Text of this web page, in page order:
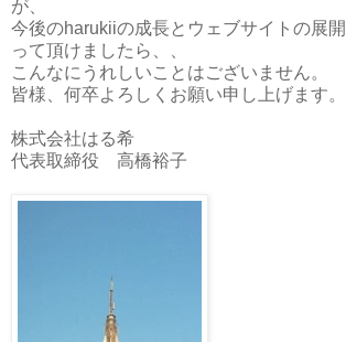
が、
今後のharukiiの成長とウェブサイトの展
って頂けましたら、、
こんなにうれしいことはございません。
皆様、何卒よろしくお願い申し上げます。
株式会社はる希
代表取締役 高橋裕子